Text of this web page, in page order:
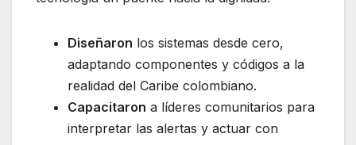
Diseñaron los sistemas desde cero,
adaptando componentes y códigos a la
realidad del Caribe colombiano.
Capacitaron a líderes comunitarios para
interpretar las alertas y actuar con